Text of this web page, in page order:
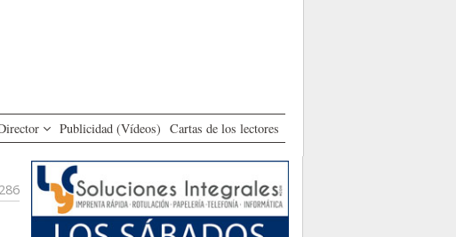
Publicidad (Vídeos) Cartas de los lectores